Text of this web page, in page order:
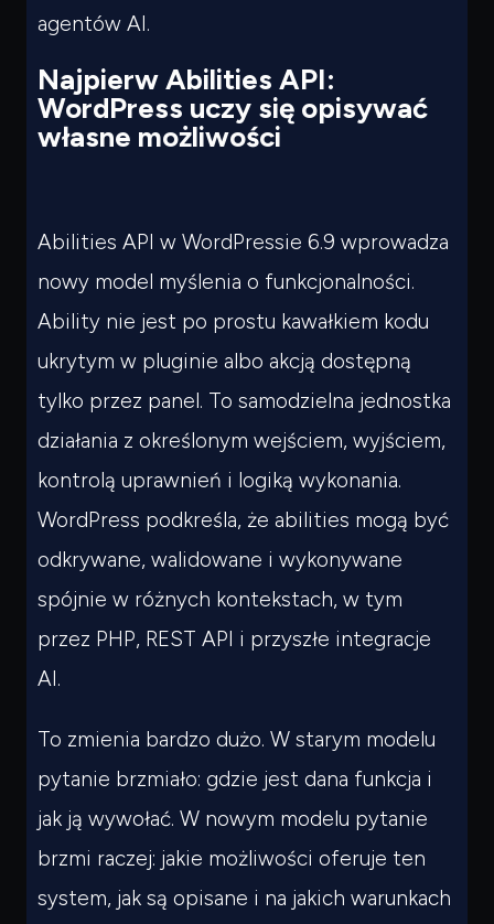
agentów AI.
Najpierw Abilities API:
WordPress uczy się opisywać
własne możliwości
Abilities API w WordPressie 6.9 wprowadza
nowy model myślenia o funkcjonalności.
Ability nie jest po prostu kawałkiem kodu
ukrytym w pluginie albo akcją dostępną
tylko przez panel. To samodzielna jednostka
działania z określonym wejściem, wyjściem,
kontrolą uprawnień i logiką wykonania.
WordPress podkreśla, że abilities mogą być
odkrywane, walidowane i wykonywane
spójnie w różnych kontekstach, w tym
przez PHP, REST API i przyszłe integracje
AI.
To zmienia bardzo dużo. W starym modelu
pytanie brzmiało: gdzie jest dana funkcja i
jak ją wywołać. W nowym modelu pytanie
brzmi raczej: jakie możliwości oferuje ten
system, jak są opisane i na jakich warunkach